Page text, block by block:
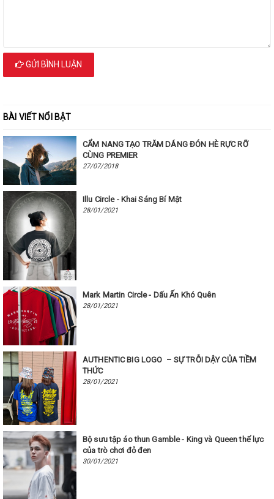
GỬI BÌNH LUẬN
BÀI VIẾT NỔI BẬT
CẨM NANG TẠO TRĂM DÁNG ĐÓN HÈ RỰC RỠ
CÙNG PREMIER
27/07/2018
Illu Circle - Khai Sáng Bí Mật
28/01/2021
Mark Martin Circle - Dấu Ấn Khó Quên
28/01/2021
AUTHENTIC BIG LOGO – SỰ TRỖI DẬY CỦA TIỀM
THỨC
28/01/2021
Bộ sưu tập áo thun Gamble - King và Queen thế lực
của trò chơi đỏ đen ​​​​​​​
30/01/2021